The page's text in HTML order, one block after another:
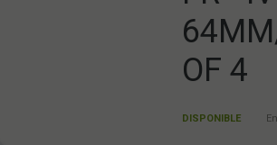
OF 4
DISPONIBLE